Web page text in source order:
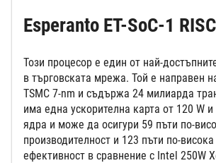
Esperanto ET-SoC-1
Този процесор е един от най-
в търговската мрежа. Той е направен
TSMC 7-nm и съдържа 24 милиарда
има една ускорителна карта от 120 W
ядра и може да осигури 59 пъти по-
производителност и 123 пъти по-
ефективност в сравнение с Intel 250W